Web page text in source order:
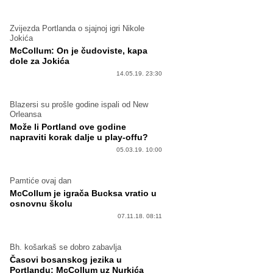
Zvijezda Portlanda o sjajnoj igri Nikole
Jokića
McCollum: On je čudoviste, kapa
dole za Jokića
14.05.19. 23:30
Blazersi su prošle godine ispali od New
Orleansa
Može li Portland ove godine
napraviti korak dalje u play-offu?
05.03.19. 10:00
Pamtiće ovaj dan
McCollum je igrača Bucksa vratio u
osnovnu školu
07.11.18. 08:11
Bh. košarkaš se dobro zabavlja
Časovi bosanskog jezika u
Portlandu: McCollum uz Nurkića